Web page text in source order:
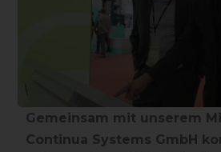
Gemeinsam mit unserem
Continua Systems GmbH